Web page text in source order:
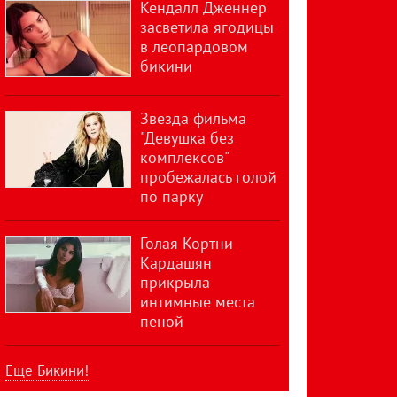
Кендалл Дженнер
засветила ягодицы
в леопардовом
бикини
Звезда фильма
"Девушка без
комплексов"
пробежалась голой
по парку
Голая Кортни
Кардашян
прикрыла
интимные места
пеной
Еще Бикини!